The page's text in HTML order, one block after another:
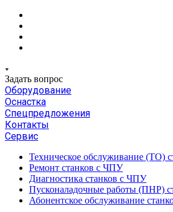
Задать вопрос
Оборудование
Оснастка
Спецпредложения
Контакты
Сервис
Техническое обслуживание (ТО)
Ремонт станков с ЧПУ
Диагностика станков с ЧПУ
Пусконаладочные работы (ПНР)
Абонентское обслуживание